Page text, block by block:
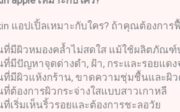
แอปเปิ้ลเหมาะกับใคร? ถ้าคุณต้องกา
ที่มีผิวหมองคล้ำไม่สดใส แม้ใช้ผลิตภัณฑ์
ที่มีปัญหาจุดด่างดำ, ฝ้า, กระและรอยแดง
ที่มีผิวแห้งกร้าน, ขาดความชุ่มชื้นและผิ
ที่ต้องการผิวกระจ่างใสแบบสาวเกาหลี
ที่เริ่มเห็นริ้วรอยและต้องการชะลอวัย